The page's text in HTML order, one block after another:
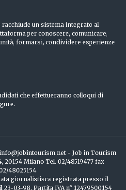
un sistema integrato al
per conoscere, comunicare,
formarsi, condividere esperienze
che effettueranno colloqui di
- Job in Tourism
20154 Milano Tel. 02/48519477 fax
48025154
giornalistisca registrata presso il
03-98. Partita IVA n° 12479500154